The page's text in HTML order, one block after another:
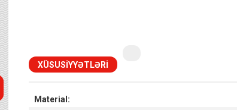
XÜSUSIYYƏTLƏRI
Material: